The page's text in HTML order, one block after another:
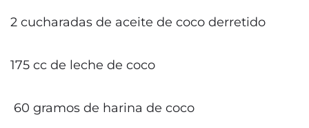
2 cucharadas de aceite de coco derretido
175 cc de leche de coco
60 gramos de harina de coco